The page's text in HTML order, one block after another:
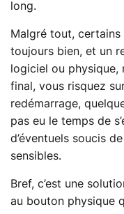
long.
Malgré tout, certains
toujours bien, et un
logiciel ou physique,
final, vous risquez
redémarrage,
pas eu le temps de
d’éventuels soucis
sensibles.
Bref, c’est une
au bouton physique